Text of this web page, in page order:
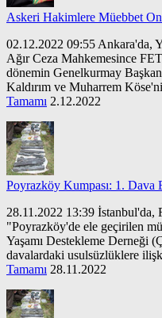
Askeri Hakimlere Müebbet
02.12.2022 09:55 Ankara'da,
Ağır Ceza Mahkemesince
dönemin Genelkurmay
Kaldırım ve Muharrem
Tamamı 2.12.2022
Poyrazköy Kumpası: 1. Dava
28.11.2022 13:39 İstanbul'da,
"Poyrazköy'de ele geçirilen
Yaşamı Destekleme Derneği
davalardaki usulsüzlüklere
Tamamı 28.11.2022